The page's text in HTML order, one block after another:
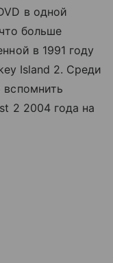
в одной
больше
в 1991 году
Island 2. Среди
2 2004 года на